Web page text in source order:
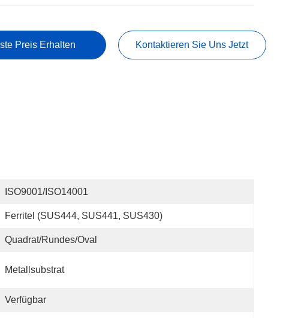
Preis Erhalten Kontaktieren Sie Uns Jetzt
ISO9001/ISO14001
Ferritel (SUS444, SUS441, SUS430)
Quadrat/rundes/Oval
Metallsubstrat
Verfügbar